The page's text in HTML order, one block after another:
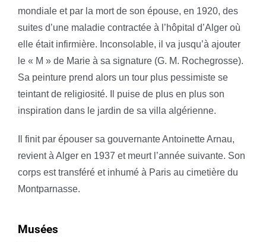
mondiale et par la mort de son épouse, en 1920, des
suites d’une maladie contractée à l’hôpital d’Alger où
elle était infirmière. Inconsolable, il va jusqu’à ajouter
le « M » de Marie à sa signature (G. M. Rochegrosse).
Sa peinture prend alors un tour plus pessimiste se
teintant de religiosité. Il puise de plus en plus son
inspiration dans le jardin de sa villa algérienne.
Il finit par épouser sa gouvernante Antoinette Arnau,
revient à Alger en 1937 et meurt l’année suivante. Son
corps est transféré et inhumé à Paris au cimetière du
Montparnasse.
Musées